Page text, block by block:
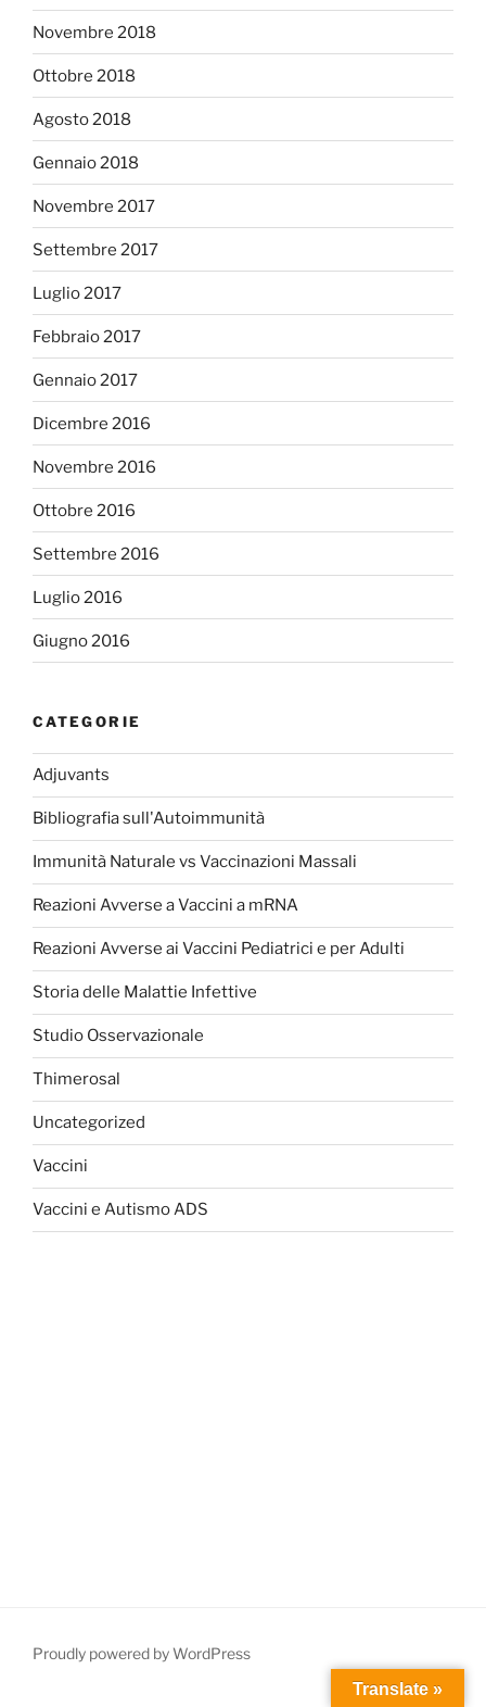
Novembre 2018
Ottobre 2018
Agosto 2018
Gennaio 2018
Novembre 2017
Settembre 2017
Luglio 2017
Febbraio 2017
Gennaio 2017
Dicembre 2016
Novembre 2016
Ottobre 2016
Settembre 2016
Luglio 2016
Giugno 2016
CATEGORIE
Adjuvants
Bibliografia sull'Autoimmunità
Immunità Naturale vs Vaccinazioni Massali
Reazioni Avverse a Vaccini a mRNA
Reazioni Avverse ai Vaccini Pediatrici e per Adulti
Storia delle Malattie Infettive
Studio Osservazionale
Thimerosal
Uncategorized
Vaccini
Vaccini e Autismo ADS
Proudly powered by WordPress
Translate »